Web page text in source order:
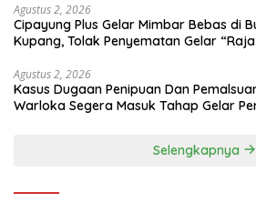
Agustus 2, 2026
Cipayung Plus Gelar Mimbar Bebas di
Kupang, Tolak Penyematan Gelar
Agustus 2, 2026
Kasus Dugaan Penipuan Dan
Warloka Segera Masuk Tahap Gelar
Selengkapnya